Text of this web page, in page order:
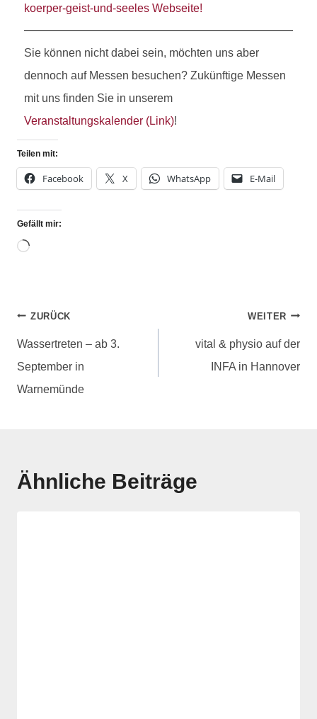
koerper-geist-und-seeles Webseite!
Sie können nicht dabei sein, möchten uns aber
dennoch auf Messen besuchen? Zukünftige Messen
mit uns finden Sie in unserem
Veranstaltungskalender (Link)!
Teilen mit:
Facebook X WhatsApp E-Mail
Gefällt mir:
ZURÜCK
Wassertreten – ab 3.
September in
Warnemünde
WEITER
vital & physio auf der
INFA in Hannover
Ähnliche Beiträge